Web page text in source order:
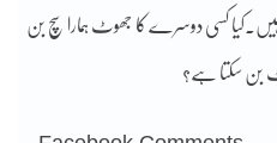
کسی دوسرے کا جھوٹ ہمارا سچ بن
بن سکتا ہے؟